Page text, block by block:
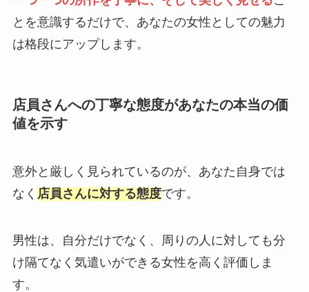
とを意識するだけで、あなたの女性としての魅力
は格段にアップします。
店員さんへの丁寧な態度があなたの本当の価
値を示す
意外と厳しく見られているのが、あなた自身では
なく 店員さんに対する態度です。
男性は、自分だけでなく、周りの人に対しても分
け隔てなく気遣いができる女性を高く評価しま
す。